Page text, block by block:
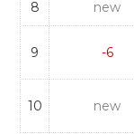
8 new
9 -6
10 new